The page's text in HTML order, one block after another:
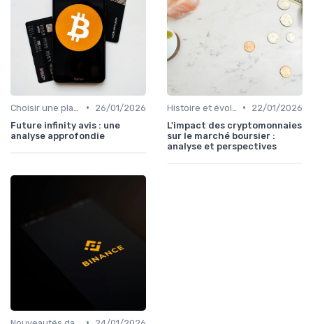
•
26/01/2026
Future infinity avis : une
analyse approfondie
•
22/01/2026
L'impact des cryptomonnaies
sur le marché boursier :
analyse et perspectives